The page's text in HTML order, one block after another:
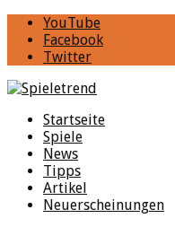
YouTube
Facebook
Twitter
Startseite
Spiele
News
Tipps
Artikel
Neuerscheinungen